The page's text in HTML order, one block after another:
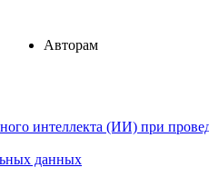
Авторам
интеллекта (ИИ) при
данных